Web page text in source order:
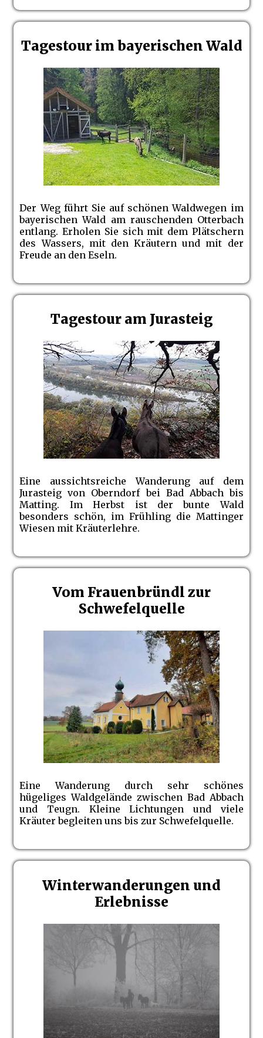
Tagestour im bayerischen Wald
Der Weg führt Sie auf schönen Waldwegen im
bayerischen Wald am rauschenden Otterbach
entlang. Erholen Sie sich mit dem Plätschern
des Wassers, mit den Kräutern und mit der
Freude an den Eseln.
Tagestour am Jurasteig
Eine aussichtsreiche Wanderung auf dem
Jurasteig von Oberndorf bei Bad Abbach bis
Matting. Im Herbst ist der bunte Wald
besonders schön, im Frühling die Mattinger
Wiesen mit Kräuterlehre.
Vom Frauenbründl zur
Schwefelquelle
Eine Wanderung durch sehr schönes
hügeliges Waldgelände zwischen Bad Abbach
und Teugn. Kleine Lichtungen und viele
Kräuter begleiten uns bis zur Schwefelquelle.
Winterwanderungen und
Erlebnisse